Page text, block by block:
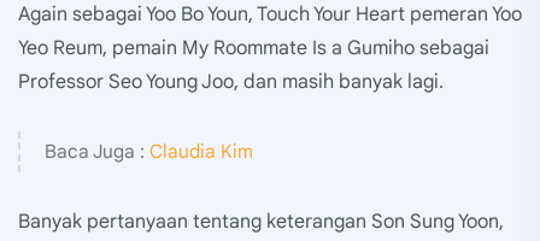
Again sebagai Yoo Bo Youn, Touch Your Heart pemeran Yoo
Yeo Reum, pemain My Roommate Is a Gumiho sebagai
Professor Seo Young Joo, dan masih banyak lagi.
Baca Juga : Claudia Kim
Banyak pertanyaan tentang keterangan Son Sung Yoon,